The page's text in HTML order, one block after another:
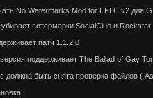
No Watermarks Mod for EFLC v2 для
вотермарки SocialClub и
патч 1.1.2.0
поддерживает The Ballad of Gay
должна быть снята проверка файлов (